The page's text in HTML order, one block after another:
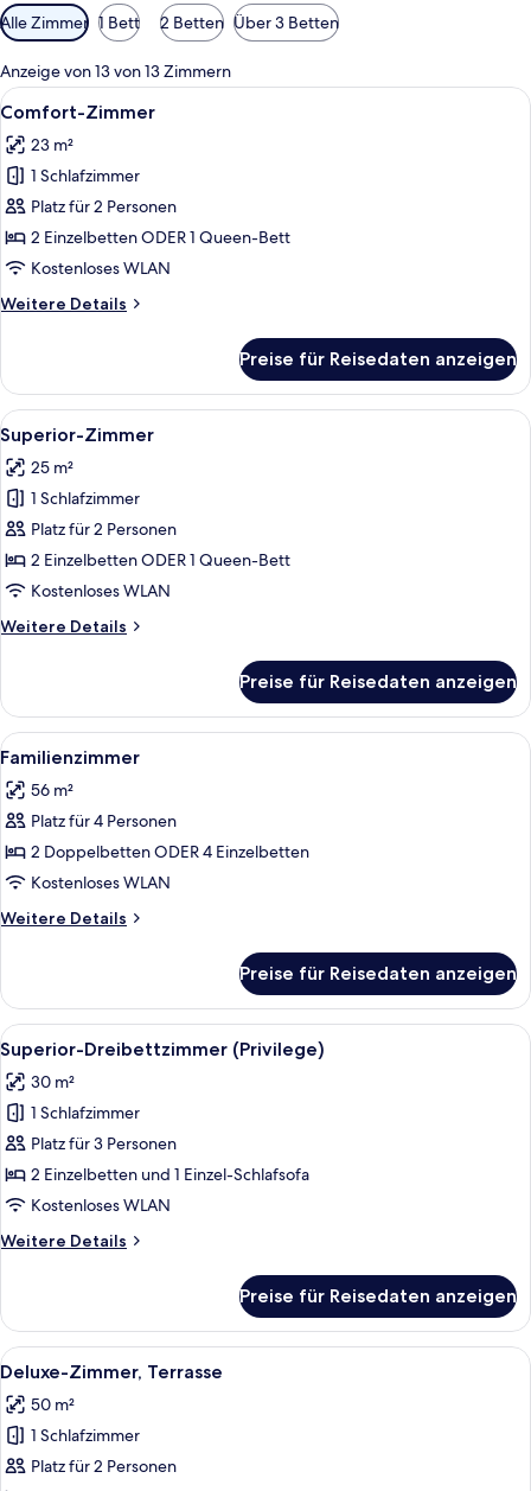
Verfügbare
Filter
für
Zimmer
Alle Zimmer 1 Bett 2 Betten Über 3 Betten
Anzeige von 13 von 13 Zimmern
Alle
Fotos
für
Comfort-
Zimmer
anzeigen
Ein Hotelzimmer mit Bett,
10
Comfort-Zimmer
23 m²
1 Schlafzimmer
Platz für 2 Personen
2 Einzelbetten ODER 1 Queen-Bett
Kostenloses WLAN
Weitere Details
Weitere
Zimmer
Preise für Reisedaten anzeigen
Alle
Fotos
für
Superior-
Zimmer
anzeigen
Ein Hotelzimmer mit Bett,
11
Superior-Zimmer
25 m²
1 Schlafzimmer
Platz für 2 Personen
2 Einzelbetten ODER 1 Queen-Bett
Kostenloses WLAN
Weitere Details
Weitere
Zimmer
Preise für Reisedaten anzeigen
Alle
Fotos
für
Familienzimmer
anzeigen
Daunenbettdecken, Minibar,
14
Familienzimmer
56 m²
Platz für 4 Personen
2 Doppelbetten ODER 4 Einzelbetten
Kostenloses WLAN
Weitere Details
Weitere
Preise für Reisedaten anzeigen
Alle
Fotos
für
Superior-
Dreibettzimmer
(Privilege)
anzeigen
Ein kleines, ordentlich
10
Superior-Dreibettzimmer (Privilege)
30 m²
1 Schlafzimmer
Platz für 3 Personen
2 Einzelbetten und 1 Einzel-Schlafsofa
Kostenloses WLAN
Weitere Details
Weitere
Dreibettzimmer
(Privilege)
Preise für Reisedaten anzeigen
Alle
Fotos
für
Deluxe-
Zimmer,
Ein modernes Hotelzimmer mit
8
Deluxe-Zimmer, Terrasse
50 m²
1 Schlafzimmer
Platz für 2 Personen